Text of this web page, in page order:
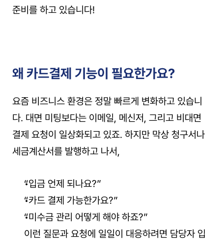
준비를 하고 있습니다!
왜 카드결제 기능이 필요한가요?
요즘 비즈니스 환경은 정말 빠르게 변화하고 있습니
다. 대면 미팅보다는 이메일, 메신저, 그리고 비대면
결제 요청이 일상화되고 있죠. 하지만 막상 청구서나
세금계산서를 발행하고 나서,
“입금 언제 되나요?”
“카드 결제 가능한가요?”
“미수금 관리 어떻게 해야 하죠?”
이런 질문과 요청에 일일이 대응하려면 담당자 입